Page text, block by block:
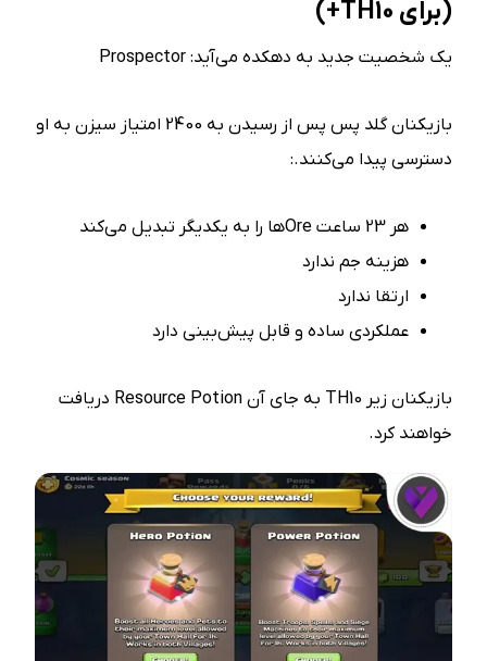
(برای
یک شخصیت جدید به دهکده می‌آید: Prospector
بازیکنان گلد پس پس از رسیدن به 2400 امتیاز سیزن به او
دسترسی پیدا می‌کنند.:
هر 23 ساعت Oreها را به یکدیگر تبدیل می‌کند
هزینه جم ندارد
ارتقا ندارد
عملکردی ساده و قابل پیش‌بینی دارد
بازیکنان زیر TH10 به جای آن Resource Potion دریافت
خواهند کرد.